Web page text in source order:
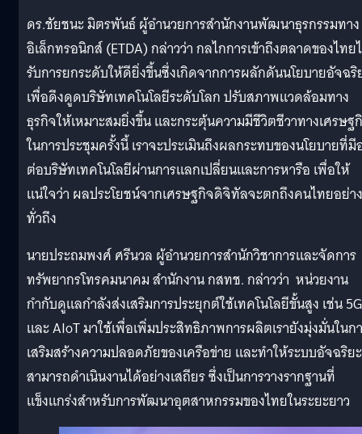
ดร.ชัยชนะ มิตรพันธ์ ผู้อำนวยการสำนักงานพัฒนาธุรกรรมทาง
อิเล็กทรอนิกส์ (ETDA) กล่าวว่า กลไกการเข้าถึงตลาดของไทย
รับการยกระดับให้ดียิ่งขึ้นซึ่งเกิดจากการผลักดันนโยบายอัจฉริ
เพื่อดึงดูดบริษัทเทคโนโลยีระดับโลก ปรับสภาพแวดล้อมทาง
ธุรกิจให้เหมาะสมยิ่งขึ้น และกระตุ้นความมีชีวิตชีวาทางเศรษฐ
ในการประชุมครั้งนี้ เราจะประเมินถึงผลกระทบของนโยบายที่
ต่อบริษัทเทคโนโลยีผ่านการแลกเปลี่ยนและการหารือ เพื่อให้
แน่ใจว่า ผลประโยชน์จากเศรษฐกิจดิจิทัลจะตกถึงคนไทยอย่าง
ทั่วถึง
นายประถมพงศ์ ศรีนวล ผู้อำนวยการสำนักวิชาการและจัดการ
ทรัพยากรโทรคมนาคม สำนักงาน กสทช. กล่าวว่า หน่วยงาน
กำกับดูแลกำลังส่งเสริมการประยุกต์ใช้เทคโนโลยีขั้นสูง เช่น 5G
และ AIoT มาใช้เพื่อเพิ่มประสิทธิภาพการผลิตเรายังมุ่งมั่นในก
เสริมสร้างความปลอดภัยของเครือข่าย และทำให้ระบบอัจฉริยะ
สามารถดำเนินงานได้อย่างเสถียร ซึ่งเป็นการวางรากฐานที่
แข็งแกร่งสำหรับการพัฒนาอุตสาหกรรมของไทยในระยะยาว